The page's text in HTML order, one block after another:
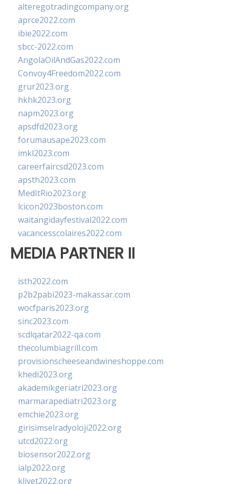
alteregotradingcompany.org
aprce2022.com
ibie2022.com
sbcc-2022.com
AngolaOilAndGas2022.com
Convoy4Freedom2022.com
grur2023.org
hkhk2023.org
napm2023.org
apsdfd2023.org
forumausape2023.com
imkl2023.com
careerfaircsd2023.com
apsth2023.com
MedItRio2023.org
lcicon2023boston.com
waitangidayfestival2022.com
vacancesscolaires2022.com
MEDIA PARTNER II
isth2022.com
p2b2pabi2023-makassar.com
wocfparis2023.org
sinc2023.com
scdlqatar2022-qa.com
thecolumbiagrill.com
provisionscheeseandwineshoppe.com
khedi2023.org
akademikgeriatri2023.org
marmarapediatri2023.org
emchie2023.org
girisimselradyoloji2022.org
utcd2022.org
biosensor2022.org
ialp2022.org
klivet2022.org